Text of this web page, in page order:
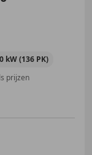
kW (136 PK)
prijzen